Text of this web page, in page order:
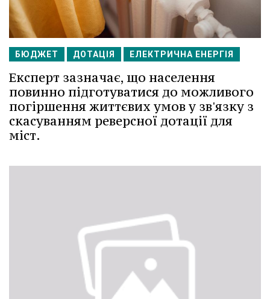
БЮДЖЕТ ДОТАЦІЯ ЕЛЕКТРИЧНА ЕНЕРГІЯ
Експерт зазначає, що населення
повинно підготуватися до можливого
погіршення життєвих умов у зв'язку з
скасуванням реверсної дотації для
міст.